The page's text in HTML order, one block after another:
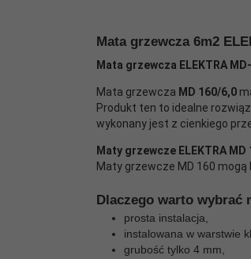
Mata grzewcza 6m2
Mata grzewcza ELEKTRA
Mata grzewcza MD 160/6,0
Produkt ten to idealne
wykonany jest z cienkiego
Maty grzewcze ELEKTRA MD
Maty grzewcze MD 160
Dlaczego warto wybrać
prosta instalacja,
instalowana w warstwie
grubość tylko 4 mm,
Powierzchnia
grzewcza:
6,0
0,5 x
grzejnego:
Średnica kabla
grzejnego:
3,4
Informacje o producencie
Informacje dotyczące
ELEKTRA Sp.J
Kazimierza Kamińskiego 4
Ożarów Mazowiecki,
05-850
+48 22 843 32 82
info@elektra.pl
Osoba odpowiedzialna w
Podmiot gospodarczy z